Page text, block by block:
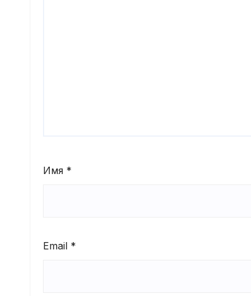
Имя *
Email *